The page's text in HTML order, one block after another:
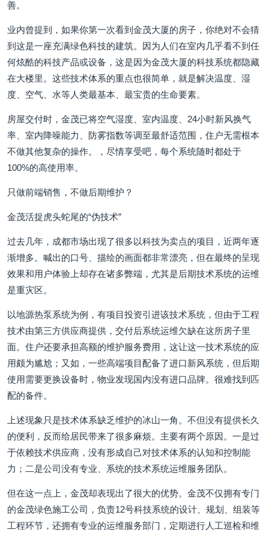
善。
业内曾提到，如果你第一次看到金茂大厦的房子，你绝对不会猜
到这是一座充满绿色科技的建筑。因为人们在室内几乎看不到任
何炫酷的科技产品或设备，这是因为金茂大厦的科技系统都隐藏
在大楼里。这些技术体系的重点也很简单，就是解决温度、湿
度、空气、水等人类最基本、最宝贵的生命要素。
房屋交付时，金茂已将空气湿度、室内温度、24小时新风换气
率、室内降噪能力、防雾指数等调至最舒适范围，住户无需根本
不做其他复杂的操作。，尽情享受吧，每个系统随时都处于
100%的高使用率。
只做前端销售，不做后期维护？
金茂活捉虎头蛇尾的“伪技术”
过去几年，成都市场出现了很多以科技为卖点的项目，近两年逐
渐增多。喊出的口号、描绘的画面都非常漂亮，但在最终的呈现
效果和用户体验上却存在诸多弊端，尤其是后期技术系统的运维
是重灾区。
以地源热泵系统为例，有项目投资引进该技术系统，但由于工程
技术由第三方供应商提供，交付后系统运维欠缺在这所房子里
面。住户还要承担高额的维护服务费用，这让这一技术系统的应
用颇为尴尬；又如，一些高端项目配备了进口新风系统，但后期
使用需要更换设备时，物业发现国内没有进口品牌。很难找到匹
配的备件。
上述现象只是技术体系缺乏维护的冰山一角。不但没有提供长久
的便利，反而给居民带来了很多麻烦。主要有两个原因。一是过
于依赖技术供应商，没有形成自己对技术体系的认知和控制能
力；二是公司没有专业、系统的技术系统运维服务团队。
但在这一点上，金茂却表现出了很大的优势。金茂不仅拥有专门
的金茂绿色施工公司，负责12号科技系统的设计、规划、组装等
工程环节，还拥有专业的运维服务部门，定期进行人工巡检和维